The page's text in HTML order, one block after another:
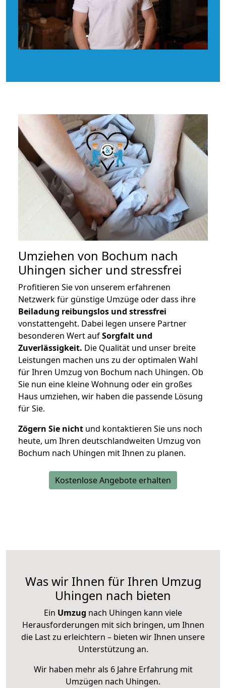
Umziehen von Bochum nach
Uhingen sicher und stressfrei
Profitieren Sie von unserem erfahrenen
Netzwerk für günstige Umzüge oder dass ihre
Beiladung reibungslos und stressfrei
vonstattengeht. Dabei legen unsere Partner
besonderen Wert aufSorgfalt und
Zuverlässigkeit. Die Qualität und unser breite
Leistungen machen uns zu der optimalen Wahl
für Ihren Umzug von Bochum nach Uhingen. Ob
Sie nun eine kleine Wohnung oder ein großes
Haus umziehen, wir haben die passende Lösung
für Sie.
Zögern Sie nicht und kontaktieren Sie uns noch
heute, um Ihren deutschlandweiten Umzug von
Bochum nach Uhingen mit Ihnen zu planen.
Kostenlose Angebote erhalten
Was wir Ihnen für Ihren Umzug
Uhingen nach bieten
Ein Umzug nach Uhingen kann viele
Herausforderungen mit sich bringen, um Ihnen
die Last zu erleichtern – bieten wir Ihnen unsere
Unterstützung an.
Wir haben mehr als 6 Jahre Erfahrung mit
Umzügen nach Uhingen.